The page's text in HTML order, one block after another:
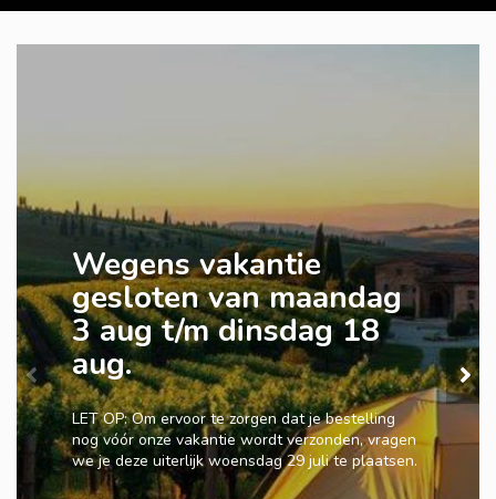
Wegens vakantie
gesloten van maandag
3 aug t/m dinsdag 18
aug.
LET OP: Om ervoor te zorgen dat je bestelling
nog vóór onze vakantie wordt verzonden, vragen
we je deze uiterlijk woensdag 29 juli te plaatsen.